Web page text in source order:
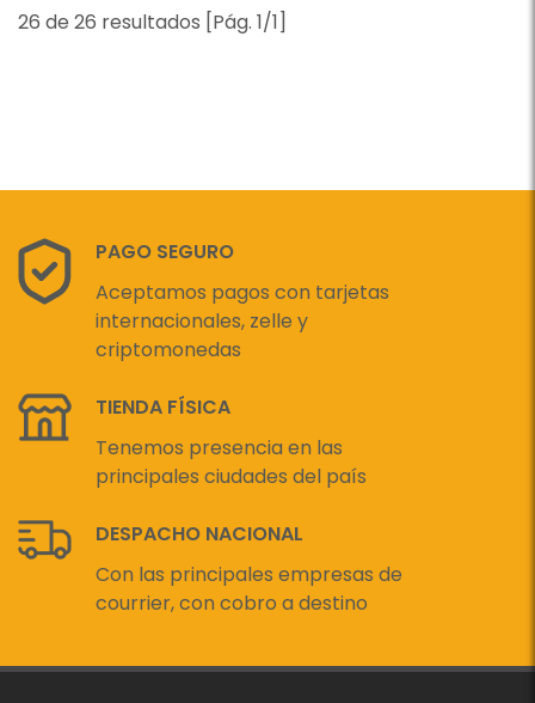
26 de 26 resultados [Pág. 1/1]
PAGO SEGURO
Aceptamos pagos con tarjetas
internacionales, zelle y
criptomonedas
TIENDA FÍSICA
Tenemos presencia en las
principales ciudades del país
DESPACHO NACIONAL
Con las principales empresas de
courrier, con cobro a destino